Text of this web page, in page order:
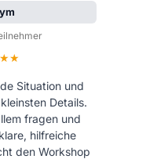
5 von 5 Sternen
Situation und
Details.
fragen und
hilfreiche
den Workshop